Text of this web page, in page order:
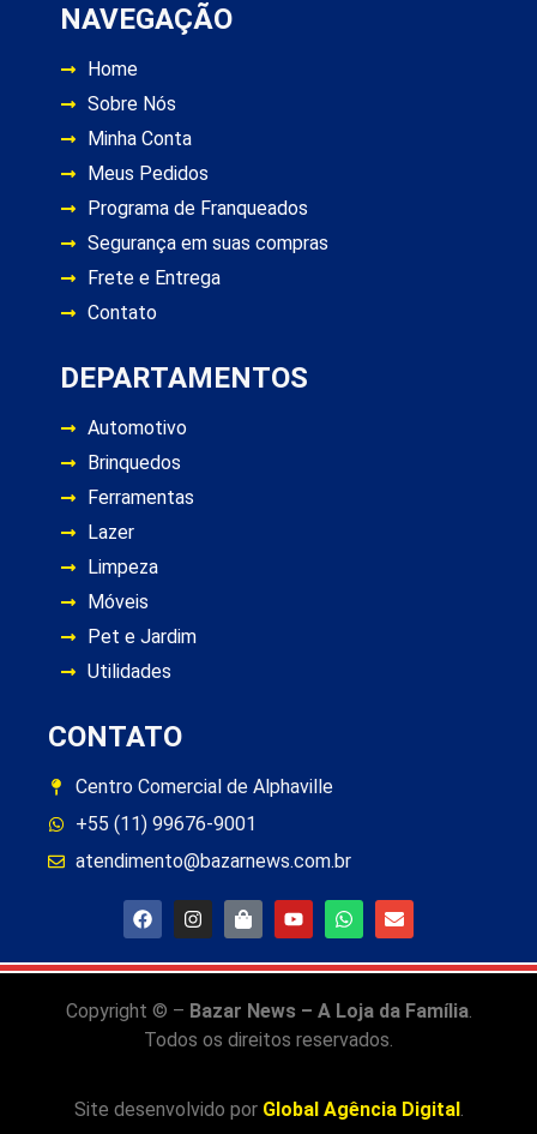
NAVEGAÇÃO
Home
Sobre Nós
Minha Conta
Meus Pedidos
Programa de Franqueados
Segurança em suas compras
Frete e Entrega
Contato
DEPARTAMENTOS
Automotivo
Brinquedos
Ferramentas
Lazer
Limpeza
Móveis
Pet e Jardim
Utilidades
CONTATO
Centro Comercial de Alphaville
+55 (11) 99676-9001
atendimento@bazarnews.com.br
Copyright © – Bazar News – A Loja da Família.
Todos os direitos reservados.
Site desenvolvido por Global Agência Digital.